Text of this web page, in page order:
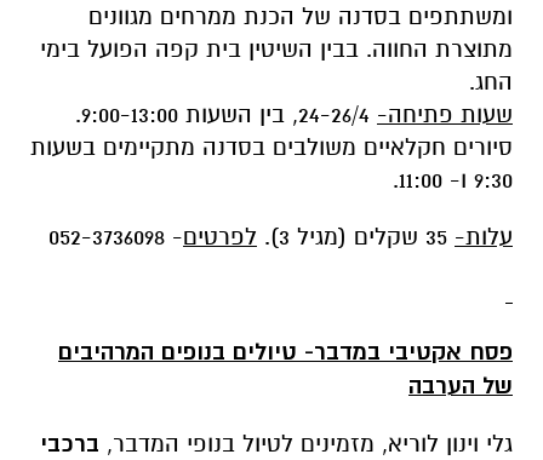
ומשתתפים בסדנה של הכנת ממרחים מגוונים
מתוצרת החווה. בבין השיטין בית קפה הפועל בימי
החג.
שעות פתיחה-
24-26/4, בין השעות 9:00-13:00.
סיורים חקלאיים משולבים בסדנה מתקיימים בשעות
9:30 ו- 11:00.
עלות- 35 שקלים (מגיל 3). לפרטים- 052-3736098
פסח אקטיבי במדבר- טיולים בנופים המרהיבים
של הערבה
גלי וינון לוריא, מזמינים לטיול בנופי המדבר, ברכבי